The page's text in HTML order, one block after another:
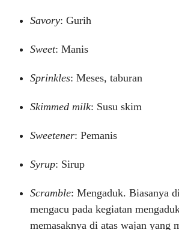
Savory: Gurih
Sweet: Manis
Sprinkles: Meses, taburan
Skimmed milk: Susu skim
Sweetener: Pemanis
Syrup: Sirup
Scramble: Mengaduk. Biasanya
mengacu pada kegiatan
memasaknya di atas wajan yang